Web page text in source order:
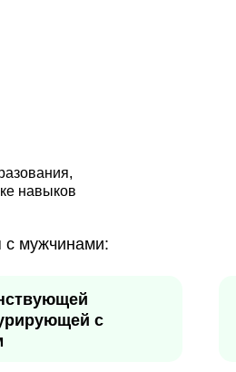
с мужчинами:
с
навыков